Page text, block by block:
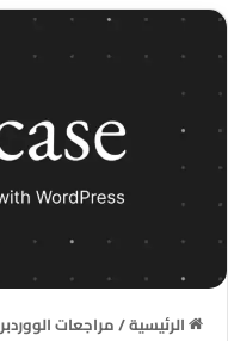
الرئيسية/مراجعات